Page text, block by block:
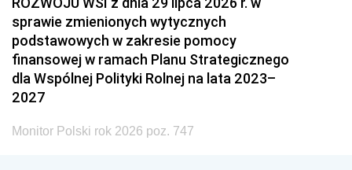
sprawie zmienionych wytycznych
podstawowych w zakresie pomocy
finansowej w ramach Planu Strategicznego
dla Wspólnej Polityki Rolnej na lata 2023–
2027
Monitor Polski rok 2026 poz. 747